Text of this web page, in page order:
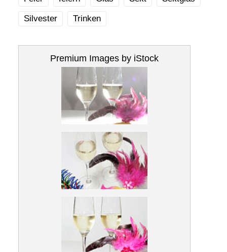
Silvester Trinken
Premium Images by iStock